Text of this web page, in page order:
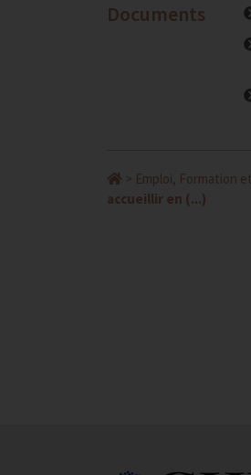
Documents
> Emploi, Formation
accueillir en (...)